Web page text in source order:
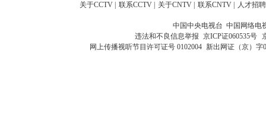
关于CCTV 联系CCTV 关于CNTV 联系CNTV 人才招聘
中国中央电视台 中国网络电
违法和不良信息举报 京ICP证060535号
网上传播视听节目许可证号 0102004 新出网证（京）